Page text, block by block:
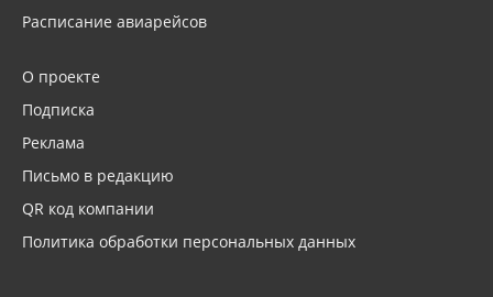
Расписание авиарейсов
О проекте
Подписка
Реклама
Письмо в редакцию
QR код компании
Политика обработки персональных данных